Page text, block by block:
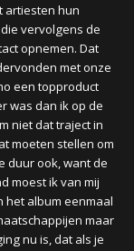
artiesten hun
vervolgens de
opnemen. Dat
met onze
een topproduct
was dan ik op de
niet dat traject in
moeten stellen om
duur ook, want de
moest ik van mij
het album eenmaal
maar
nu is, dat als je